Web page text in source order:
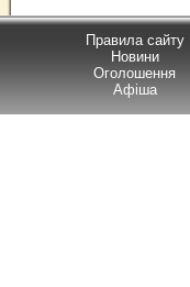
Правила сайту
Новини
Оголошення
Афіша